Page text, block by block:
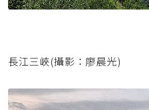
長江三峽(攝影：廖晨光)